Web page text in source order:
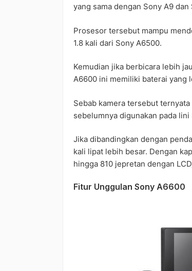
yang sama dengan Sony A9 dan
Prosesor tersebut mampu
1.8 kali dari Sony A6500.
Kemudian jika berbicara lebih
A6600 ini memiliki baterai yang
Sebab kamera tersebut
sebelumnya digunakan pada
Jika dibandingkan dengan
kali lipat lebih besar. Dengan
hingga 810 jepretan dengan
Fitur Unggulan Sony A6600